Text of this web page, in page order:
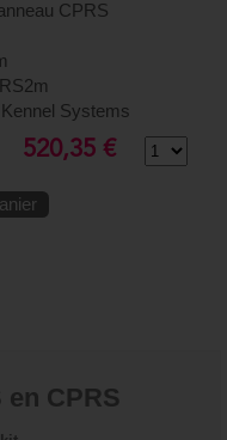
CPRS
Systems
520,35 €
CPRS